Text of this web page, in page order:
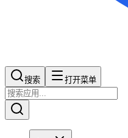
搜索​​​​ 打开菜单